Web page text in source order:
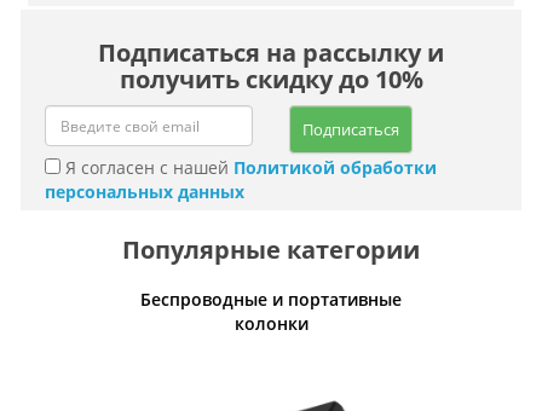
Подписаться на рассылку и
получить скидку до 10%
Подписаться
Я согласен с нашей Политикой обработки
персональных данных
Популярные категории
Беспроводные и портативные
колонки